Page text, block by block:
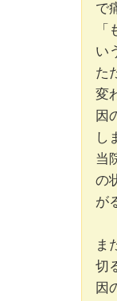
で
い
た
変
因
し
当
の
が
ま
切
因